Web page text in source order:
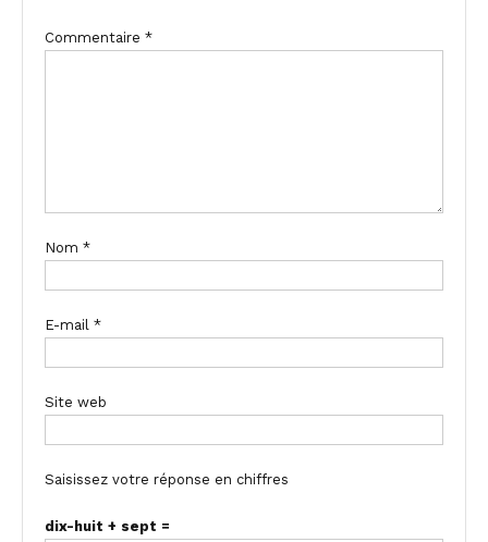
Commentaire *
Nom *
E-mail *
Site web
Saisissez votre réponse en chiffres
dix-huit + sept =